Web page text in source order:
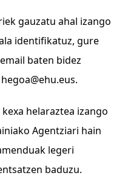
gauzatu ahal izango
identifikatuz, gure
baten bidez
hegoa@ehu.eus.
helaraztea izango
Agentziari hain
legeri
baduzu.